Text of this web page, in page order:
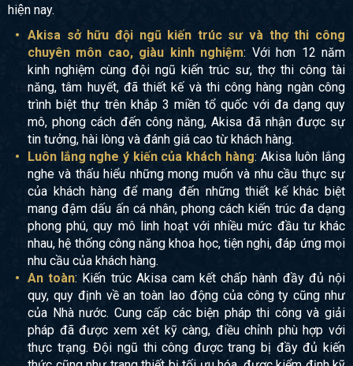
hiện nay.
Akisa sở hữu đội ngũ kiến trúc sư và thợ thi công
chuyên môn cao, giàu kinh nghiệm: Với hơn 12 năm
kinh nghiệm cùng đội ngũ kiến trúc sư, thợ thi công tài
năng, tâm huyết, đã thiết kế và thi công hàng ngàn công
trình biệt thự trên khắp 3 miền tổ quốc với đa dạng quy
mô, phong cách đến công năng, Akisa đã nhận được sự
tin tưởng, hài lòng và đánh giá cao từ khách hàng.
Luôn lắng nghe ý kiến của khách hàng: Akisa luôn lắng
nghe và thấu hiểu những mong muốn và nhu cầu thực sự
của khách hàng để mang đến những thiết kế khác biệt
mang đậm dấu ấn cá nhân, phong cách kiến trúc đa dạng
phong phú, quy mô linh hoạt với nhiều mức đầu tư khác
nhau, hệ thống công năng khoa học, tiện nghi, đáp ứng mọi
nhu cầu của khách hàng.
An toàn: Kiến trúc Akisa cam kết chấp hành đầy đủ nội
quy, quy định về an toàn lao động của công ty cũng như
của Nhà nước. Cung cấp các biện pháp thi công và giải
pháp đã được xem xét kỹ càng, điều chỉnh phù hợp với
thực trạng. Đội ngũ thi công được trang bị đầy đủ kiến